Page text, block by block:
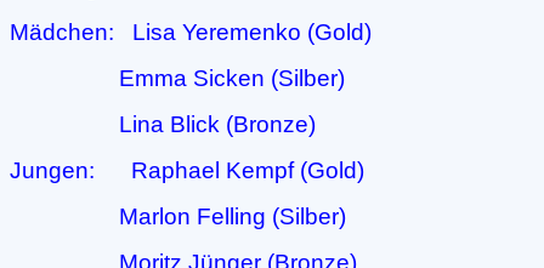
Mädchen: Lisa Yeremenko (Gold)
Emma Sicken (Silber)
Lina Blick (Bronze)
Jungen: Raphael Kempf (Gold)
Marlon Felling (Silber)
Moritz Jünger (Bronze)